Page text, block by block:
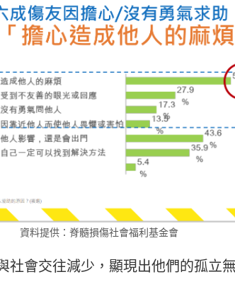
資料提供：脊髓損傷社會福利基金會
社會交往減少，顯現出他們的孤立